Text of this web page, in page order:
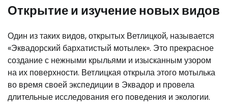
Открытие и изучение новых видов
Один из таких видов, открытых Ветлицкой, называется
«Эквадорский бархатистый мотылек». Это прекрасное
создание с нежными крыльями и изысканным узором
на их поверхности. Ветлицкая открыла этого мотылька
во время своей экспедиции в Эквадор и провела
длительные исследования его поведения и экологии.